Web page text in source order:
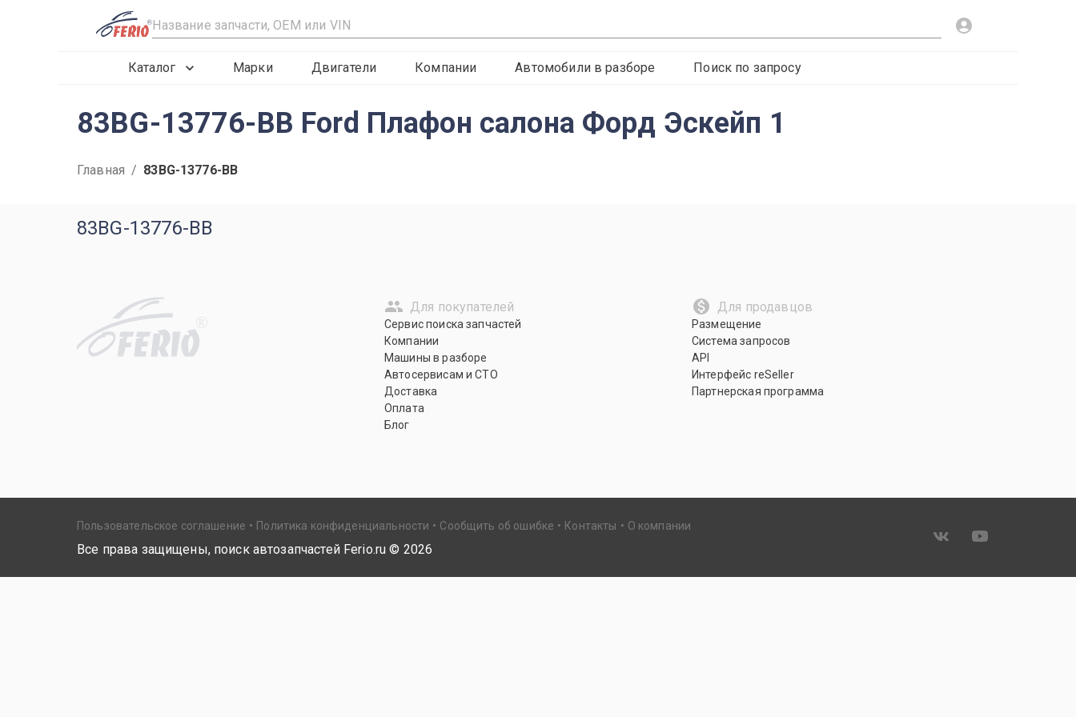
R
Каталог Марки Двигатели Компании Автомобили в разборе Поиск по запросу
83BG-13776-BB Ford Плафон салона Форд Эскейп 1
Главная / 83BG-13776-BB
83BG-13776-BB
R
Для покупателей
Сервис поиска запчастей
Компании
Машины в разборе
Автосервисам и СТО
Доставка
Оплата
Блог
Для продавцов
Размещение
Система запросов
API
Интерфейс reSeller
Партнерская программа
Пользовательское соглашение Политика конфиденциальности Сообщить об ошибке Контакты О компании
Все права защищены, поиск автозапчастей Ferio.ru © 2026